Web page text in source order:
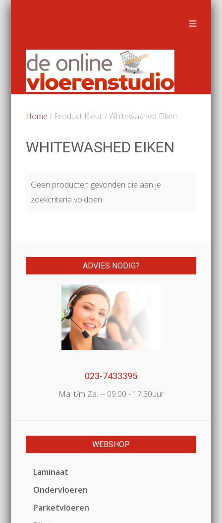
Home / Product Kleur / Whitewashed Eiken
WHITEWASHED EIKEN
Geen producten gevonden die aan je
zoekcriteria voldoen.
ADVIES NODIG?
023-7433395
Ma. t/m Za. -- 09.00 - 17.30uur
WEBSHOP
Laminaat
Ondervloeren
Parketvloeren